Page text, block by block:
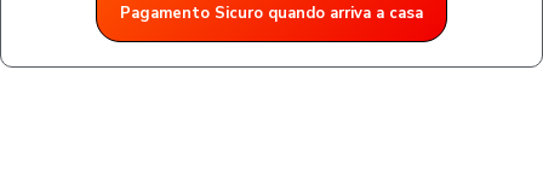
Pagamento Sicuro quando arriva a casa